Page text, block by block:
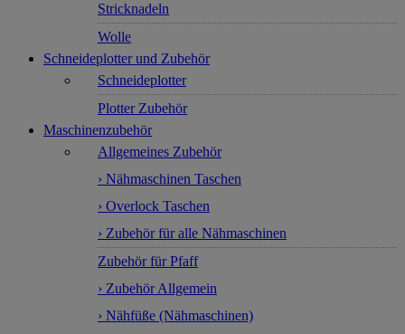
Stricknadeln
Wolle
Schneideplotter und Zubehör
Schneideplotter
Plotter Zubehör
Maschinenzubehör
Allgemeines Zubehör
› Nähmaschinen Taschen
› Overlock Taschen
› Zubehör für alle Nähmaschinen
Zubehör für Pfaff
› Zubehör Allgemein
› Nähfüße (Nähmaschinen)